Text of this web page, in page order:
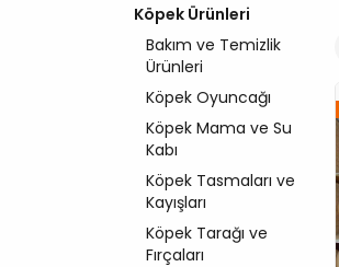
Köpek Ürünleri
Bakım ve Temizlik
Ürünleri
Köpek Oyuncağı
Köpek Mama ve Su
Kabı
Köpek Tasmaları ve
Kayışları
Köpek Tarağı ve
Fırçaları